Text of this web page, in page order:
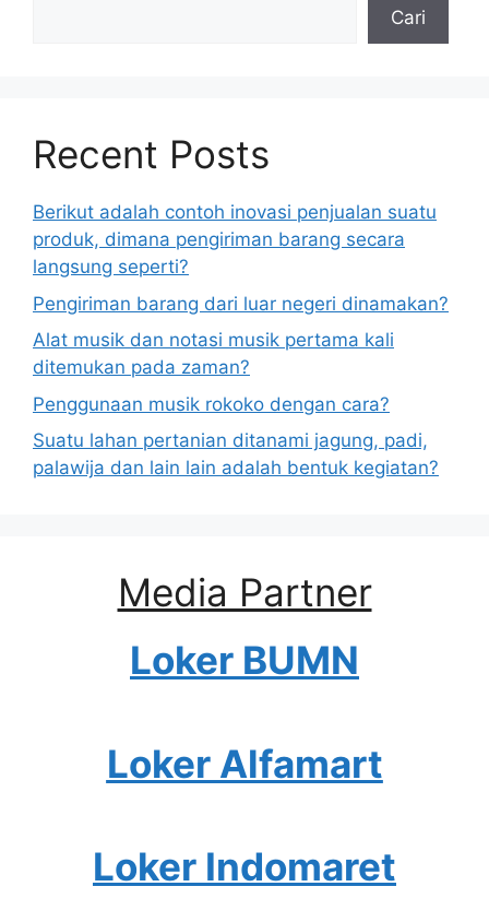
Cari
Recent Posts
Berikut adalah contoh inovasi penjualan suatu
produk, dimana pengiriman barang secara
langsung seperti?
Pengiriman barang dari luar negeri dinamakan?
Alat musik dan notasi musik pertama kali
ditemukan pada zaman?
Penggunaan musik rokoko dengan cara?
Suatu lahan pertanian ditanami jagung, padi,
palawija dan lain lain adalah bentuk kegiatan?
Media Partner
Loker BUMN
Loker Alfamart
Loker Indomaret